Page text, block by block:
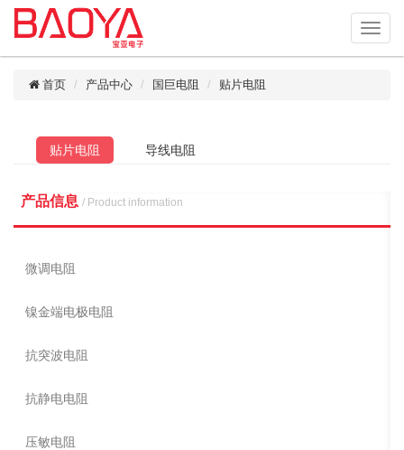
首页 产品中心 国巨电阻 贴片电阻
贴片电阻 导线电阻
产品信息 / Product information
微调电阻
镍金端电极电阻
抗突波电阻
抗静电电阻
压敏电阻